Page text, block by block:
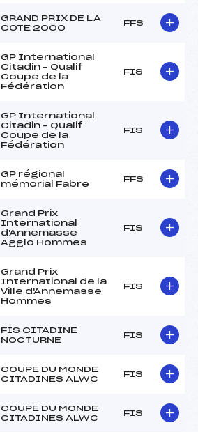
GRAND PRIX DE LA
COTE 2000
FFS
GP International
Citadin – Qualif
Coupe de la
Fédération
FIS
GP International
Citadin – Qualif
Coupe de la
Fédération
FIS
GP régional
mémorial Fabre
FFS
Grand Prix
International
d'Annemasse
Agglo Hommes
FIS
Grand Prix
International de la
Ville d'Annemasse
Hommes
FIS
FIS CITADINE
NOCTURNE
FIS
COUPE DU MONDE
CITADINES ALWC
FIS
COUPE DU MONDE
CITADINES ALWC
FIS